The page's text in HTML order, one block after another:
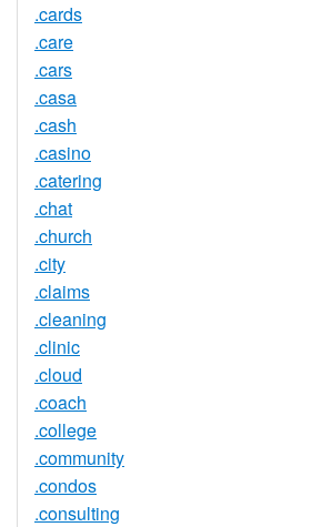
.cards
.care
.cars
.casa
.cash
.casino
.catering
.chat
.church
.city
.claims
.cleaning
.clinic
.cloud
.coach
.college
.community
.condos
.consulting